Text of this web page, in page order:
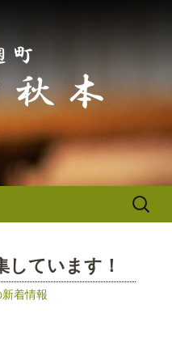
門） うなぎ
せ
） うなぎ秋本か
検
しています！
着情報